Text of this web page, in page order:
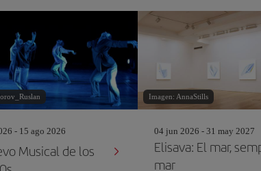
- 15 ago 2026
Musical de los
Imagen: AnnaStills
04 jun 2026 - 31 may 2027
Elisava: El mar,
mar